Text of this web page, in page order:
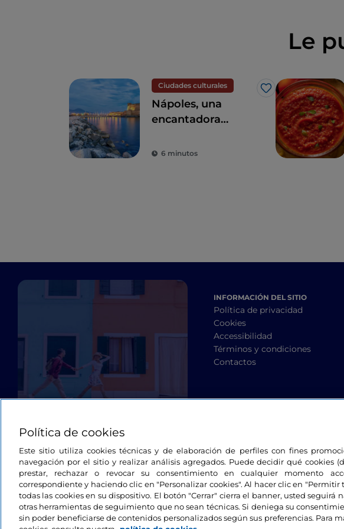
Le
Ciudades culturales
Me gusta
Nápoles, una
encantadora
cultura
6 minutos
INFORMACIÓN DEL SITIO
Política de privacidad
Cookies
Accessibilidad
Términos y condiciones
Contactos
Política de cookies
Este sitio utiliza cookies técnicas y de elaboración de perfiles con fines
navegación por el sitio y realizar análisis agregados. Puede decidir qué cookies
prestar, rechazar o revocar su consentimiento en cualquier momento
correspondiente y haciendo clic en "Personalizar cookies". Al hacer clic en "Permitir
todas las cookies en su dispositivo. El botón "Cerrar" cierra el banner, usted seguirá
otras herramientas de seguimiento que no sean técnicas. Si deniega su
sin poder beneficiarse de contenidos personalizados según sus preferencias. Para